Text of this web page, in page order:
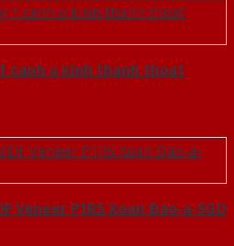
canh o kinh thanh thoat
Veneer P1R5 Xoan Đào-a-SGD